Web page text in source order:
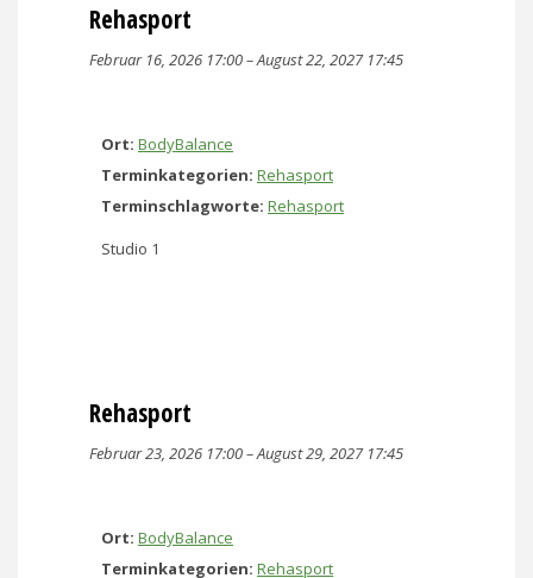
Rehasport
Februar 16, 2026 17:00–August 22, 2027 17:45
Ort: BodyBalance
Terminkategorien: Rehasport
Terminschlagworte: Rehasport
Studio 1
Rehasport
Februar 23, 2026 17:00–August 29, 2027 17:45
Ort: BodyBalance
Terminkategorien: Rehasport